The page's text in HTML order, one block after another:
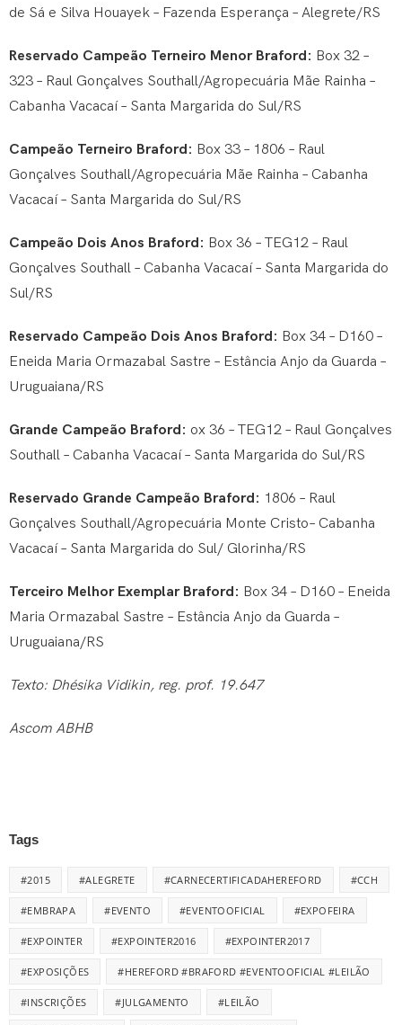
de Sá e Silva Houayek – Fazenda Esperança – Alegrete/RS
Reservado Campeão Terneiro Menor Braford: Box 32 –
323 – Raul Gonçalves Southall/Agropecuária Mãe Rainha –
Cabanha Vacacaí – Santa Margarida do Sul/RS
Campeão Terneiro Braford: Box 33 – 1806 – Raul
Gonçalves Southall/Agropecuária Mãe Rainha – Cabanha
Vacacaí – Santa Margarida do Sul/RS
Campeão Dois Anos Braford: Box 36 – TEG12 – Raul
Gonçalves Southall – Cabanha Vacacaí – Santa Margarida do
Sul/RS
Reservado Campeão Dois Anos Braford: Box 34 – D160 –
Eneida Maria Ormazabal Sastre – Estância Anjo da Guarda –
Uruguaiana/RS
Grande Campeão Braford: ox 36 – TEG12 – Raul Gonçalves
Southall – Cabanha Vacacaí – Santa Margarida do Sul/RS
Reservado Grande Campeão Braford: 1806 – Raul
Gonçalves Southall/Agropecuária Monte Cristo– Cabanha
Vacacaí – Santa Margarida do Sul/ Glorinha/RS
Terceiro Melhor Exemplar Braford: Box 34 – D160 – Eneida
Maria Ormazabal Sastre – Estância Anjo da Guarda –
Uruguaiana/RS
Texto: Dhésika Vidikin, reg. prof. 19.647
Ascom ABHB
Tags
#2015 #ALEGRETE #CARNECERTIFICADAHEREFORD #CCH
#EMBRAPA #EVENTO #EVENTOOFICIAL #EXPOFEIRA
#EXPOINTER #EXPOINTER2016 #EXPOINTER2017
#EXPOSIÇÕES #HEREFORD #BRAFORD #EVENTOOFICIAL #LEILÃO
#INSCRIÇÕES #JULGAMENTO #LEILÃO